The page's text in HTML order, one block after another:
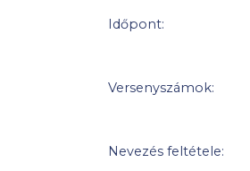
Időpont:
Versenyszámok:
Nevezés feltétele: